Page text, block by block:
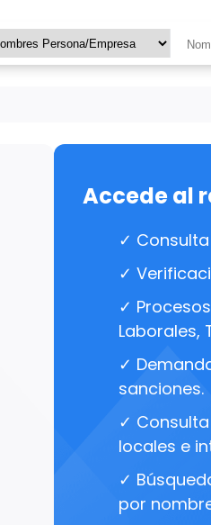
Accede al
✓
✓
✓
Laborales,
✓
sanciones.
✓
locales e
✓
por